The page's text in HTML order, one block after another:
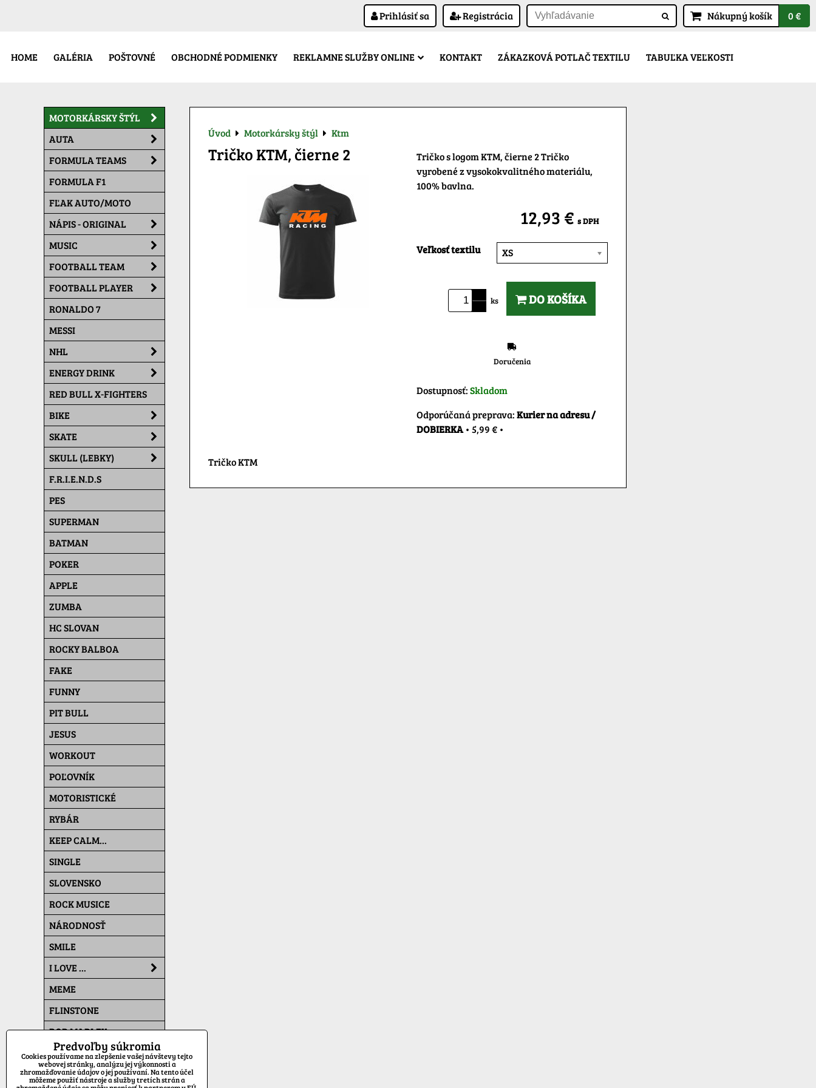
Prihlásiť sa Registrácia Nákupný košík 0 €
HOME GALÉRIA POŠTOVNÉ OBCHODNÉ PODMIENKY REKLAMNE SLUŽBY ONLINE KONTAKT ZÁKAZKOVÁ POTLAČ TEXTILU TABUĽKA VEĽKOSTI
Úvod Motorkársky štýl Ktm
Tričko KTM, čierne 2
Tričko s logom KTM, čierne 2 Tričko
vyrobené z vysokokvalitného materiálu,
100% bavlna.
12,93 € s DPH
Veľkosť textilu XS
ks DO KOŠÍKA
Doručenia
Dostupnosť:Skladom
Kurier na adresu /
DOBIERKA• 5,99 € •
Tričko KTM
MOTORKÁRSKY ŠTÝL
AUTA
FORMULA TEAMS
FORMULA F1
FĽAK AUTO/MOTO
NÁPIS - ORIGINAL
MUSIC
FOOTBALL TEAM
FOOTBALL PLAYER
RONALDO 7
MESSI
NHL
ENERGY DRINK
RED BULL X-FIGHTERS
BIKE
SKATE
SKULL (LEBKY)
F.R.I.E.N.D.S
PES
SUPERMAN
BATMAN
POKER
APPLE
ZUMBA
HC SLOVAN
ROCKY BALBOA
FAKE
FUNNY
PIT BULL
JESUS
WORKOUT
POĽOVNÍK
MOTORISTICKÉ
RYBÁR
KEEP CALM...
SINGLE
SLOVENSKO
ROCK MUSICE
NÁRODNOSŤ
SMILE
I LOVE ...
MEME
FLINSTONE
BOB MARLEY
THE SIMPSONS
PAT A MAT
Predvoľby súkromia
Cookies používame na zlepšenie vašej návštevy tejto
webovej stránky, analýzu jej výkonnosti a
zhromažďovanie údajov o jej používaní. Na tento účel
môžeme použiť nástroje a služby tretích strán a